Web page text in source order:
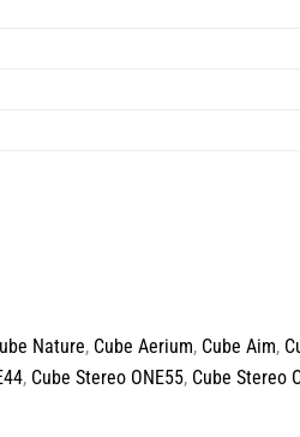
Nature, Cube Aerium, Cube Aim,
, Cube Stereo ONE55, Cube Stereo